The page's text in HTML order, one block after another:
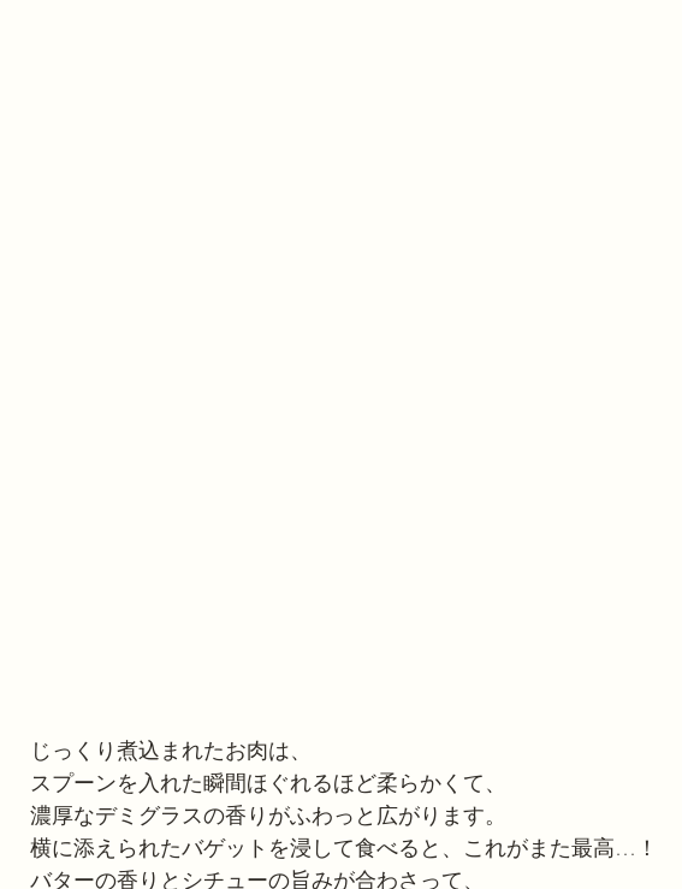
じっくり煮込まれたお肉は、
スプーンを入れた瞬間ほぐれるほど柔らかくて、
濃厚なデミグラスの香りがふわっと広がります。
横に添えられたバゲットを浸して食べると、これがまた最高…！
バターの香りとシチューの旨みが合わさって、